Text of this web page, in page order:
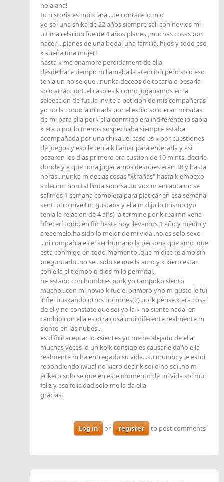
hola ana!
tu historia es mui clara ...te contare lo mio
yo soi una shika de 22 años siempre sali con novios mi
ultima relacion fue de 4 años planes,,muchas cosas por
hacer ,..planes de una boda! una familia..hijos y todo eso
k sueña una mujer!
hasta k me enamore perdidament de ella
desde hace tiempo m llamaba la atencion pero solo eso
tenia un no se que ..nunka deceos de tocarla o besarla
solo atraccion!..el caso es k como jugabamos en la
seleeccion de fut .la invite a peticion de mis compañeras
yo no la conocia ni nada por el estilo solo eran miradas
de mi para ella pork ella conmigo era indiferente io sabia
k era o por lo menos sospechaba siempre estaba
acompañada por una chika...el caso es k por cuestiones
de juegos y eso le tenia k llamar para enterarla y asi
pazaron los dias primero era custion de 10 mints. decirle
donde y a que hora jugariamos despues eran 30 y hasta
horas...nunka m decias cosas "xtrañas" hasta k empexo
a decirm bonita! linda sonrisa..tu vox m encanta no se
salimos 1 semana completa para platicar en esa semana
senti otro nivel! m gustaba y ella m dijo lo mismo (yo
tenia la relacion de 4 añs) la termine por k realmn keria
ofrecerl todo..en fin hasta hoy llevamos 1 año y medio y
creeemelo ha sido lo mejor de mi vida..no es solo sexo
...ni compañia es el ser humano la persona que amo .que
esta conmigo en todo momento..que m dice te amo sin
preguntarlo..no se ..solo se que la amo y k kiero estar
con ella el tiempo q dios m lo permita!..
he estado con hombres pork yo tampoko siento
mucho...con mi novio k fue el primero yno m gusto le fui
infiel buskando otros hombres(2) pork pense k era cosa
de el y no constate que soi yo la k no siente nada! en
cambio con ella es otra cosa mui diferente realmente m
siento en las nubes...
es dificil aceptar lo ksientes yo me he alejado de ella
muchas veces lo uniko k consigo es causarle daño ella
realmente m ha entregado su vida...su mundo y le estoi
repondiendo iwual no kiero decir k soi o no soi..no m
etiketo solo se que en este momento de mi vida soi mui
feliz y esa felicidad solo me la da ella
gracias!
Log in or register to post comments